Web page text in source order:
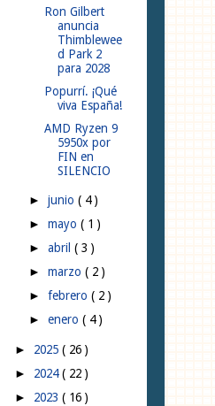
Ron Gilbert
anuncia
Thimblewee
d Park 2
para 2028
Popurrí. ¡Qué
viva España!
AMD Ryzen 9
5950x por
FIN en
SILENCIO
►junio( 4 )
►mayo( 1 )
►abril( 3 )
►marzo( 2 )
►febrero( 2 )
►enero( 4 )
► 2025 ( 26 )
► 2024( 22 )
► 2023 ( 16 )